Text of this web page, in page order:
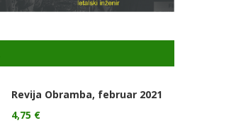
Revija Obramba, februar 2021
4,75 €